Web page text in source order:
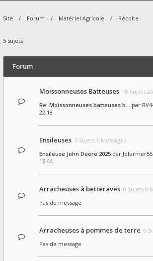
Site Forum Matériel Agricole Récolte
5 sujets
Forum
Moissonneuses Batteuses 18 Sujets
Re: Moissonneuses batteuses b… par
22:18
Ensileuses 5 Sujets 6 Messages
Ensileuse John Deere 2025 par Jdfarmer55
16:44
Arracheuses à betteraves 0 Sujets 0
Pas de message
Arracheuses à pommes de terre 0
Pas de message